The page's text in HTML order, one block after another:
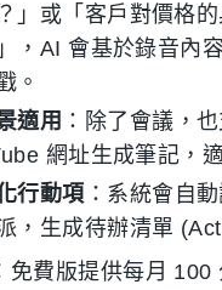
」或「客戶對價格
，AI 會基於錄音內
。
適用 ：除了會議，
網址生成筆記，
行動項 ：系統會自
，生成待辦清單
免費版提供每月 100